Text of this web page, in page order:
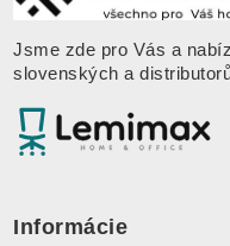
Jsme zde pro Vás a
slovenských a
Informácie